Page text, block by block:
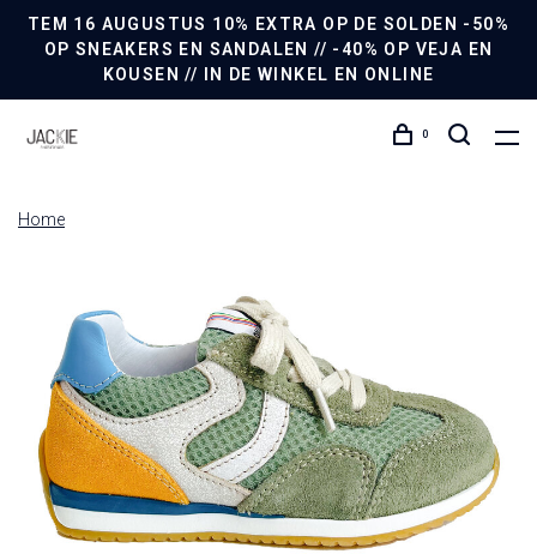
TEM 16 AUGUSTUS 10% EXTRA OP DE SOLDEN -50%
OP SNEAKERS EN SANDALEN // -40% OP VEJA EN
KOUSEN // IN DE WINKEL EN ONLINE
0
Home